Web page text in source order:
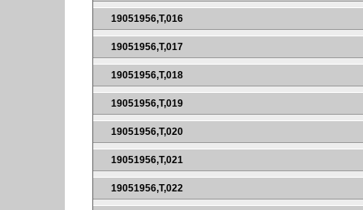
19051956,T,016
19051956,T,017
19051956,T,018
19051956,T,019
19051956,T,020
19051956,T,021
19051956,T,022